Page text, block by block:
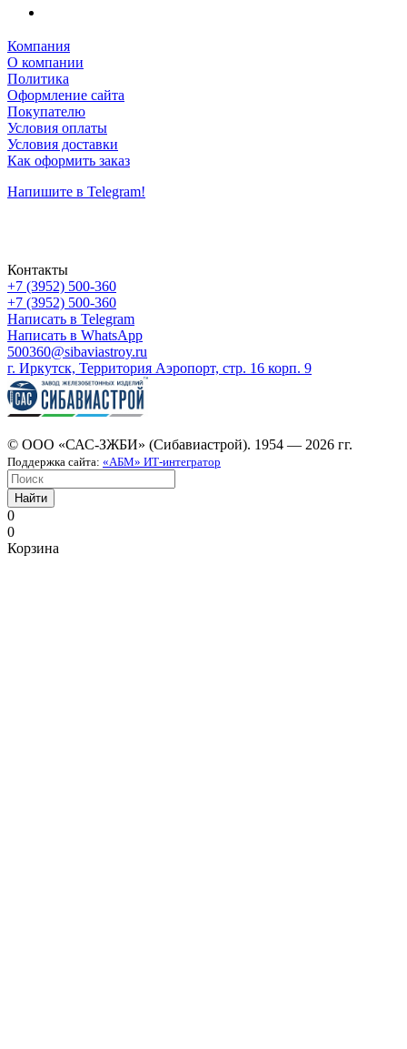
Компания
О компании
Политика
Оформление сайта
Покупателю
Условия оплаты
Условия доставки
Как оформить заказ
Напишите в Telegram!
Контакты
+7 (3952) 500-360
+7 (3952) 500-360
Написать в Telegram
Написать в WhatsApp
500360@sibaviastroy.ru
г. Иркутск, Территория Аэропорт, стр. 16 корп. 9
© ООО «САС-ЗЖБИ» (Сибавиастрой). 1954 — 2026 гг.
Поддержка сайта: «АБМ» ИТ-интегратор
Найти
0
0
Корзина